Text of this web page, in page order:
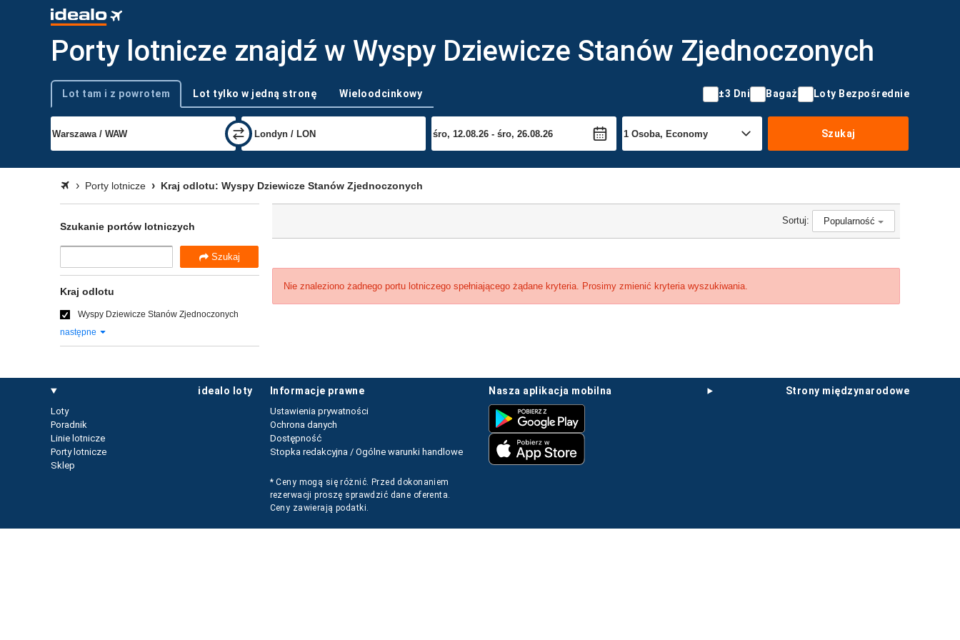
Porty lotnicze znajdź w Wyspy Dziewicze Stanów Zjednoczonych
Typ podróży
Lot tam i z powrotem Lot tylko w jedną stronę Wieloodcinkowy ±3 Dni Bagaż Loty Bezpośrednie
Szukaj
Porty lotnicze Kraj odlotu: Wyspy Dziewicze Stanów Zjednoczonych
Sortuj: Popularność
Nie znaleziono żadnego portu lotniczego spełniającego żądane kryteria. Prosimy zmienić kryteria wyszukiwania.
Szukanie portów lotniczych
Szukaj
Kraj odlotu
Wyspy Dziewicze Stanów Zjednoczonych
następne
idealo loty
Loty
Poradnik
Linie lotnicze
Porty lotnicze
Sklep
strony międzynarodowe
nasza aplikacja mobilna
informacje prawne
Ustawienia prywatności
Ochrona danych
Dostępność
Stopka redakcyjna / Ogólne warunki handlowe
* Ceny mogą się różnić. Przed dokonaniem
rezerwacji proszę sprawdzić dane oferenta.
Ceny zawierają podatki.